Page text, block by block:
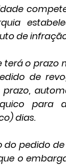
de
terá o prazo
de
para
dias.
do pedido
o